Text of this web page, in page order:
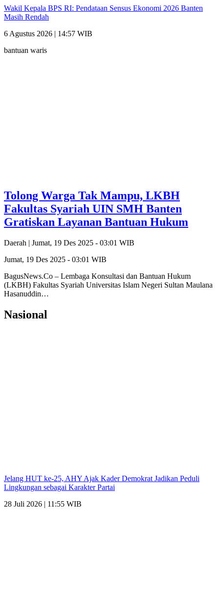
Wakil Kepala BPS RI: Pendataan Sensus Ekonomi 2026 Banten
Masih Rendah
6 Agustus 2026 | 14:57 WIB
bantuan waris
Tolong Warga Tak Mampu, LKBH
Fakultas Syariah UIN SMH Banten
Gratiskan Layanan Bantuan Hukum
Daerah | Jumat, 19 Des 2025 - 03:01 WIB
Jumat, 19 Des 2025 - 03:01 WIB
BagusNews.Co – Lembaga Konsultasi dan Bantuan Hukum
(LKBH) Fakultas Syariah Universitas Islam Negeri Sultan Maulana
Hasanuddin…
Nasional
Jelang HUT ke-25, AHY Ajak Kader Demokrat Jadikan Peduli
Lingkungan sebagai Karakter Partai
28 Juli 2026 | 11:55 WIB